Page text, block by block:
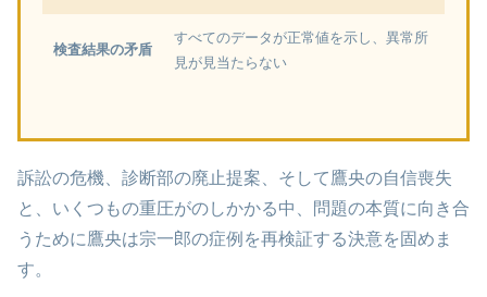
検査結果の矛盾
すべてのデータが正常値を示し、異常所
見が見当たらない
訴訟の危機、診断部の廃止提案、そして鷹央の自信喪失
と、いくつもの重圧がのしかかる中、問題の本質に向き合
うために鷹央は宗一郎の症例を再検証する決意を固めま
す。